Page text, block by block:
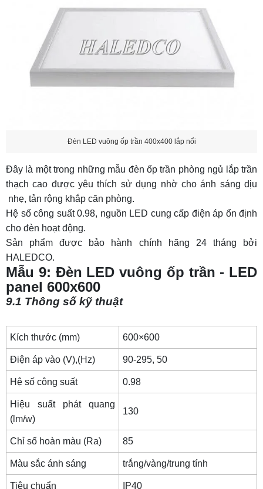
Đèn LED vuông ốp trần 400x400 lắp nổi
Đây là một trong những mẫu đèn ốp trần phòng ngủ lắp trần
thạch cao được yêu thích sử dụng nhờ cho ánh sáng dịu
nhẹ, tản rộng khắp căn phòng.
Hệ số công suất 0.98, nguồn LED cung cấp điện áp ổn định
cho đèn hoạt động.
Sản phẩm được bảo hành chính hãng 24 tháng bởi
HALEDCO.
Mẫu 9: Đèn LED vuông ốp trần - LED
panel 600x600
9.1 Thông số kỹ thuật
Kích thước (mm) 600×600
Điện áp vào (V),(Hz) 90-295, 50
Hệ số công suất 0.98
Hiệu suất phát quang
(lm/w)
130
Chỉ số hoàn màu (Ra) 85
Màu sắc ánh sáng trắng/vàng/trung tính
Tiêu chuẩn IP40